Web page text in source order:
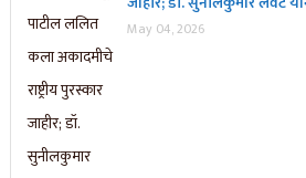
May 04, 2026